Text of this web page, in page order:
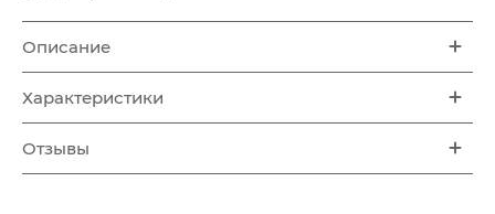
Описание
Характеристики
Отзывы